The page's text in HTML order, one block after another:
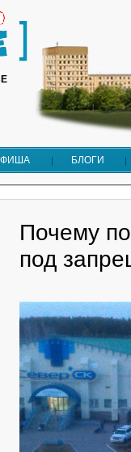
БЛОГИ
Почему
под